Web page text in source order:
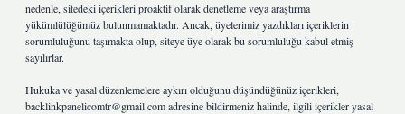
nedenle, sitedeki içerikleri proaktif olarak denetleme veya araştırma
yükümlülüğümüz bulunmamaktadır. Ancak, üyelerimiz yazdıkları içeriklerin
sorumluluğunu taşımakta olup, siteye üye olarak bu sorumluluğu kabul etmiş
sayılırlar.
Hukuka ve yasal düzenlemelere aykırı olduğunu düşündüğünüz içerikleri,
backlinkpanelicomtr@gmail.comadresine bildirmeniz halinde, ilgili içerikler yasal